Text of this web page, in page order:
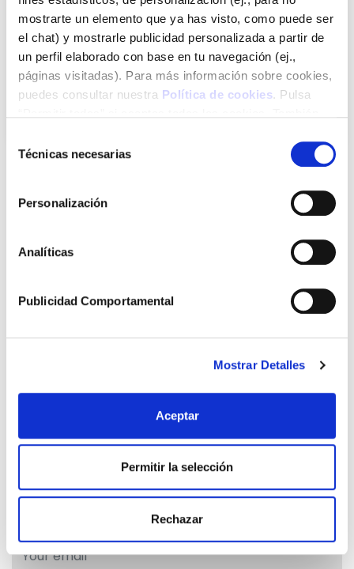
mostrarte un elemento que ya has visto, como puede ser
el chat) y mostrarle publicidad personalizada a partir de
un perfil elaborado con base en tu navegación (ej.,
páginas visitadas). Para más información sobre cookies,
puedes consultar nuestra Política de cookies. Pulsa
pulsando posteriormente “Permitir la selección”. Si
pulsas “Solo las necesarias” (o “Permitir la selección” sin
haber marcado ninguna casilla), únicamente utilizaremos
aquellas cookies necesarias para el funcionamiento del
Técnicas necesarias
Personalización
Analíticas
Publicidad Comportamental
Mostrar Detalles
Aceptar
Permitir la selección
Rechazar
9,95€
Add
Newsletter